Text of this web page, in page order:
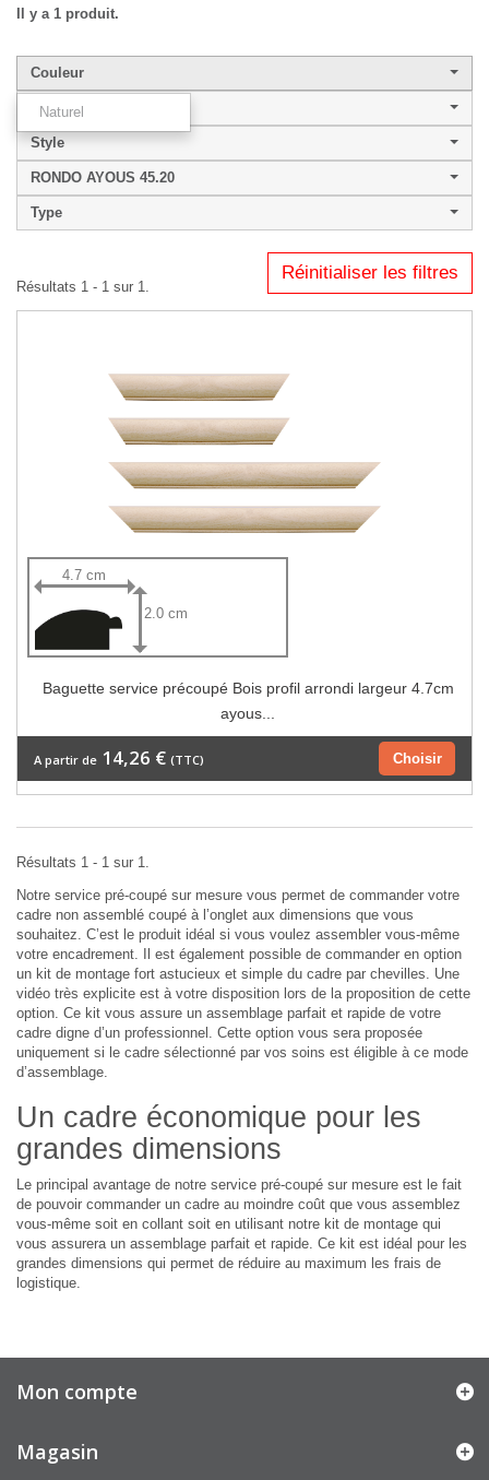
Il y a 1 produit.
Couleur
Naturel
Largeur de baguette
Style
RONDO AYOUS 45.20
Type
Réinitialiser les filtres
Résultats 1 - 1 sur 1.
4.7 cm
2.0 cm
Baguette service précoupé Bois profil arrondi largeur 4.7cm
ayous...
Choisir
A partir de 14,26 € (TTC)
Résultats 1 - 1 sur 1.
Notre service pré-coupé sur mesure vous permet de commander votre
cadre non assemblé coupé à l’onglet aux dimensions que vous
souhaitez. C’est le produit idéal si vous voulez assembler vous-même
votre encadrement. Il est également possible de commander en option
un kit de montage fort astucieux et simple du cadre par chevilles. Une
vidéo très explicite est à votre disposition lors de la proposition de cette
option. Ce kit vous assure un assemblage parfait et rapide de votre
cadre digne d’un professionnel. Cette option vous sera proposée
uniquement si le cadre sélectionné par vos soins est éligible à ce mode
d’assemblage.
Un cadre économique pour les
grandes dimensions
Le principal avantage de notre service pré-coupé sur mesure est le fait
de pouvoir commander un cadre au moindre coût que vous assemblez
vous-même soit en collant soit en utilisant notre kit de montage qui
vous assurera un assemblage parfait et rapide. Ce kit est idéal pour les
grandes dimensions qui permet de réduire au maximum les frais de
logistique.
Mon compte
Magasin